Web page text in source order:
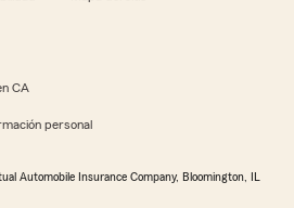
CA
personal
Automobile Insurance Company, Bloomington, IL